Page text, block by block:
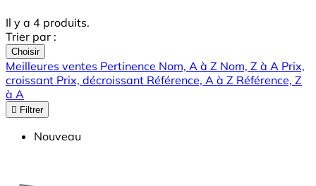
Il y a 4 produits.
Trier par :
Choisir
Meilleures ventes Pertinence Nom, A à Z Nom, Z à A Prix,
croissant Prix, décroissant Référence, A à Z Référence, Z
à A
 Filtrer
Nouveau